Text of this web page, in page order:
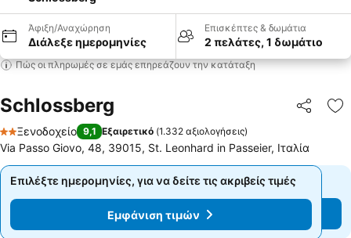
Άφιξη/Αναχώρηση
Διάλεξε ημερομηνίες
Επισκέπτες & δωμάτια
2 πελάτες, 1 δωμάτιο
Πώς οι πληρωμές σε εμάς επηρεάζουν την κατάταξη
Schlossberg
2 Αστέρια
Ξενοδοχείο 9,1 Εξαιρετικό (1.332 αξιολογήσεις)
Via Passo Giovo, 48, 39015, St. Leonhard in Passeier, Ιταλία
Επιλέξτε ημερομηνίες, για να δείτε τις ακριβείς τιμές
Εμφάνιση τιμών
Επιλέξτε ημερομηνίες, για να δείτε τις ακριβείς τιμές
Εμφάνιση τιμών